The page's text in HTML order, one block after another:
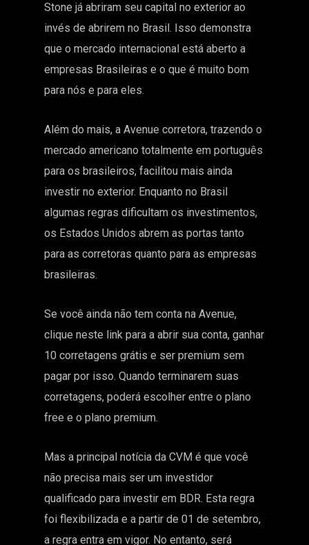
Stone já abriram seu capital no exterior ao
invés de abrirem no Brasil. Isso demonstra
que o mercado internacional está aberto a
empresas Brasileiras e o que é muito bom
para nós e para eles.
Além do mais, a Avenue corretora, trazendo o
mercado americano totalmente em português
para os brasileiros, facilitou mais ainda
investir no exterior. Enquanto no Brasil
algumas regras dificultam os investimentos,
os Estados Unidos abrem as portas tanto
para as corretoras quanto para as empresas
brasileiras.
Se você ainda não tem conta na Avenue,
clique neste link para a abrir sua conta, ganhar
10 corretagens grátis e ser premium sem
pagar por isso. Quando terminarem suas
corretagens, poderá escolher entre o plano
free e o plano premium.
Mas a principal notícia da CVM é que você
não precisa mais ser um investidor
qualificado para investir em BDR. Esta regra
foi flexibilizada e a partir de 01 de setembro,
a regra entra em vigor. No entanto, será